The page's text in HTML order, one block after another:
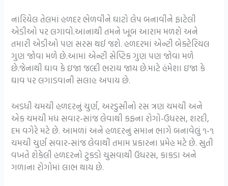
નારિયેલ તેલમાં હળદર ભેળવીને ઘાટો લેપ બનાવીને ફાટેલી
એડીઓ પર લગાવો.આનાથી તમને ખૂબ આરામ મળશે અને
તમારી એડીઓ પણ સરસ થઈ જશે. હળદરમાં એન્ટી બેક્ટેરિયલ
ગુણ જોવા મળે છે.આમાં એન્ટી સેપ્ટિક ગુણ પણ જોવા મળે
છે.જેનાથી ઘાવ કે ઇજા જલ્દી ભરાય જાય છે.માટે હંમેશા ઇજા કે
ઘાવ પર લગાડવાની સલાહ અપાય છે.
અડધી ચમચી હળદરનું ચુર્ણ, અરડુસીનો રસ ત્રણ ચમચી અને
એક ચમચી મધ સવાર-સાંજ લેવાથી કફના રોગો-ઉધરસ, શરદી,
દમ વગેરે મટે છે. આમળાં અને હળદરનું સમાન ભાગે બનાવેલું ૧-૧
ચમચી ચુર્ણ સવાર-સાંજ લેવાથી તમામ પ્રકારના પ્રમેહ મટે છે. સુતી
વખતે શેકેલી હળદરનો ટુકડો ચુસવાથી ઉધરસ, કાકડા અને
ગળાના રોગોમાં લાભ થાય છે.